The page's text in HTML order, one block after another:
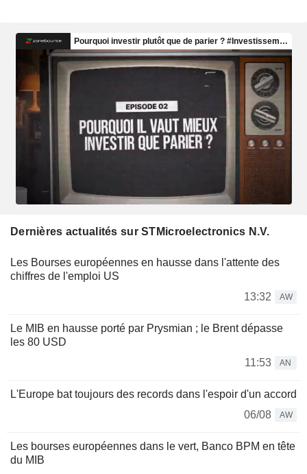
Dernières actualités sur STMicroelectronics N.V.
Les Bourses européennes en hausse dans l'attente des
chiffres de l'emploi US
13:32
AW
Le MIB en hausse porté par Prysmian ; le Brent dépasse
les 80 USD
11:53
AN
L'Europe bat toujours des records dans l'espoir d'un accord
06/08
AW
Les bourses européennes dans le vert, Banco BPM en tête
du MIB